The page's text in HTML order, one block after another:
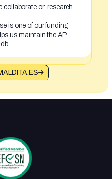
collaborate on research
is one of our funding
us maintain the API